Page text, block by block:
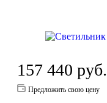
157 440 руб.
Предложить свою цену